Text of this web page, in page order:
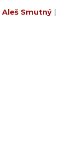
Aleš Smutný |